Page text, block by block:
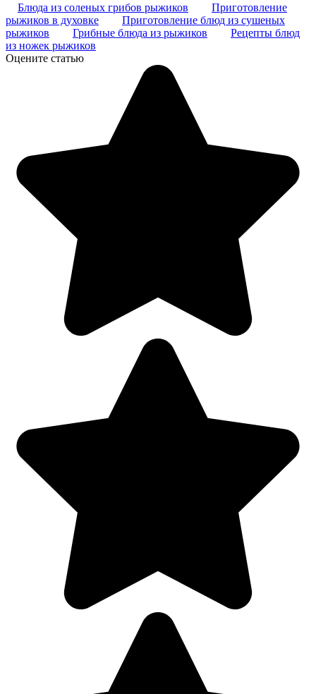
Блюда из соленых грибов рыжиков
Приготовление
рыжиков в духовке
Приготовление блюд из сушеных
рыжиков
Грибные блюда из рыжиков
Рецепты блюд
из ножек рыжиков
Оцените статью